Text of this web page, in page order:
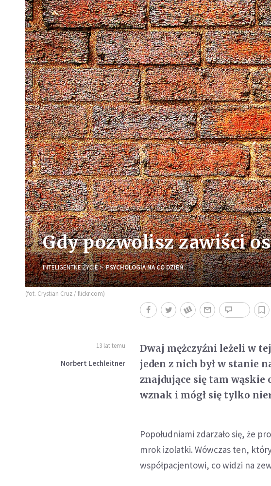
Gdy pozwolisz zawiści
INTELIGENTNE ŻYCIE PSYCHOLOGIA NA CO DZIEŃ
(fot. Crystian Cruz / flickr.com)
13 lat temu
Norbert Lechleitner
Dwaj mężczyźni leżeli w
jeden z nich był w stanie
znajdujące się tam wąskie
wznak i mógł się tylko
Popołudniami zdarzało się, że
mrok izolatki. Wówczas ten,
współpacjentowi, co widzi na